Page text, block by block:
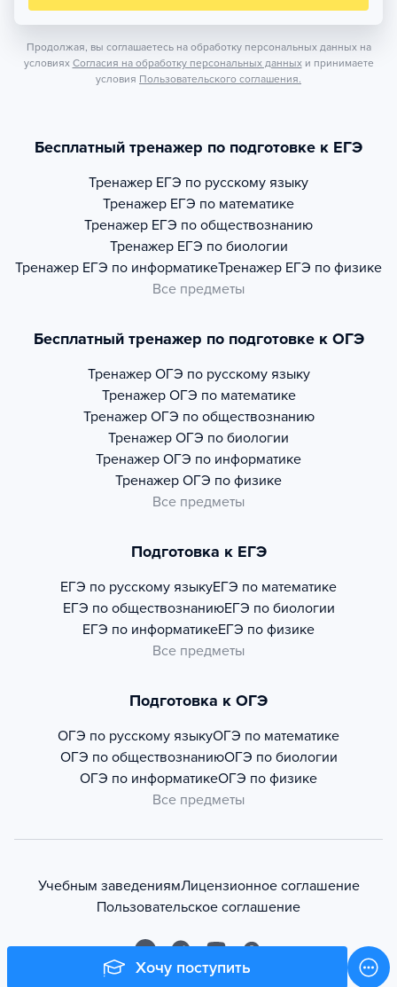
Хочу поступить
Продолжая, вы соглашаетесь на обработку персональных данных на
условиях Согласия на обработку персональных данных и принимаете
условия Пользовательского соглашения.
Бесплатный тренажер по подготовке к ЕГЭ
Тренажер ЕГЭ по русскому языку
Тренажер ЕГЭ по математике
Тренажер ЕГЭ по обществознанию
Тренажер ЕГЭ по биологии
Тренажер ЕГЭ по информатикеТренажер ЕГЭ по физике
Все предметы
Бесплатный тренажер по подготовке к ОГЭ
Тренажер ОГЭ по русскому языку
Тренажер ОГЭ по математике
Тренажер ОГЭ по обществознанию
Тренажер ОГЭ по биологии
Тренажер ОГЭ по информатике
Тренажер ОГЭ по физике
Все предметы
Подготовка к ЕГЭ
ЕГЭ по русскому языкуЕГЭ по математике
ЕГЭ по обществознаниюЕГЭ по биологии
ЕГЭ по информатикеЕГЭ по физике
Все предметы
Подготовка к ОГЭ
ОГЭ по русскому языкуОГЭ по математике
ОГЭ по обществознаниюОГЭ по биологии
ОГЭ по информатикеОГЭ по физике
Все предметы
Учебным заведениямЛицензионное соглашение
Пользовательское соглашение